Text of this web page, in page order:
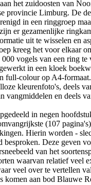
het zuidoosten van
provincie Limburg. De
in een ringgroep
er gezamenlijke
uit te wisselen en
kreeg het voor elkaar
vogels van een ring te
in een kloek
full-colour op A4-
kleurenfoto's, deels
vangmiddelen en deels
in negen
(107
Hierin worden -
besproken. Deze geven
van het
waarvan relatief veel
veel over te vertellen
komen aan bod Blauwe